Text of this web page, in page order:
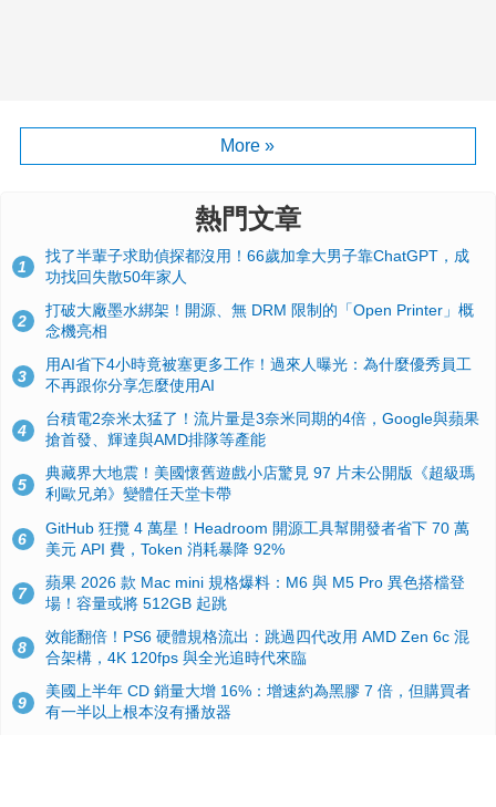
More »
熱門文章
1
找了半輩子求助偵探都沒用！66歲加拿大男子靠ChatGPT，成
功找回失散50年家人
2
打破大廠墨水綁架！開源、無 DRM 限制的「Open Printer」概
念機亮相
3
用AI省下4小時竟被塞更多工作！過來人曝光：為什麼優秀員工
不再跟你分享怎麼使用AI
4
台積電2奈米太猛了！流片量是3奈米同期的4倍，Google與蘋果
搶首發、輝達與AMD排隊等產能
5
典藏界大地震！美國懷舊遊戲小店驚見 97 片未公開版《超級瑪
利歐兄弟》變體任天堂卡帶
6
GitHub 狂攬 4 萬星！Headroom 開源工具幫開發者省下 70 萬
美元 API 費，Token 消耗暴降 92%
7
蘋果 2026 款 Mac mini 規格爆料：M6 與 M5 Pro 異色搭檔登
場！容量或將 512GB 起跳
8
效能翻倍！PS6 硬體規格流出：跳過四代改用 AMD Zen 6c 混
合架構，4K 120fps 與全光追時代來臨
9
美國上半年 CD 銷量大增 16%：增速約為黑膠 7 倍，但購買者
有一半以上根本沒有播放器